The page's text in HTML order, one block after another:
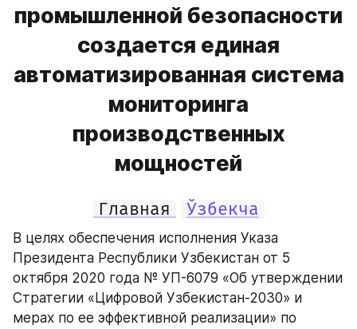
промышленной безопасности
создается единая
автоматизированная система
мониторинга
производственных
мощностей
Главная Ўзбекча
В целях обеспечения исполнения Указа
Президента Республики Узбекистан от 5
октября 2020 года № УП-6079 «Об утверждении
Стратегии «Цифровой Узбекистан-2030» и
мерах по ее эффективной реализации» по